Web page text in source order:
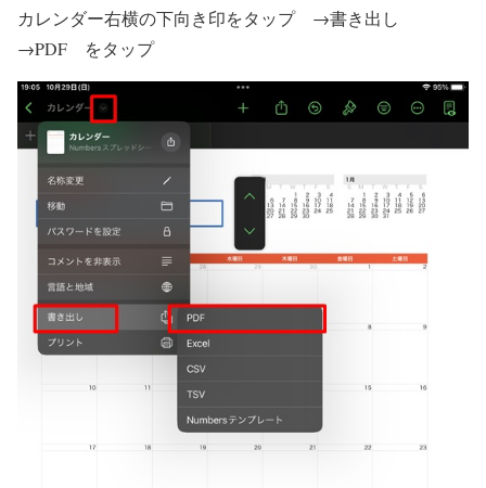
カレンダー右横の下向き印をタップ →書き出し
→PDF をタップ